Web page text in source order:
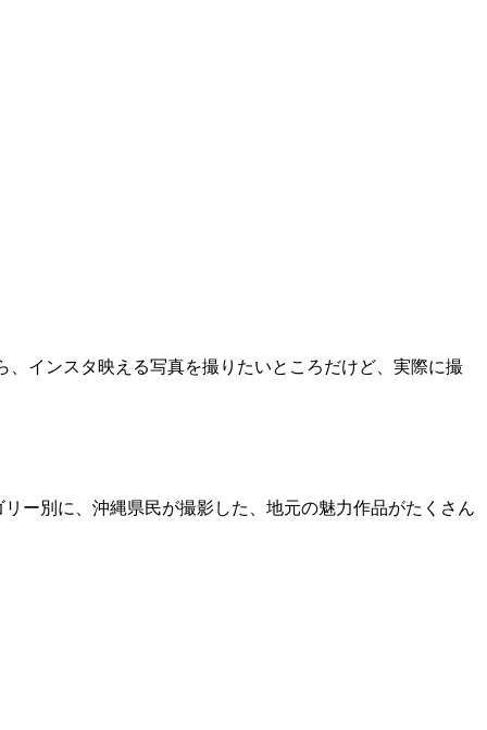
インスタ映える写真を撮りたいところだけど、実際に撮
ー別に、沖縄県民が撮影した、地元の魅力作品がたくさん